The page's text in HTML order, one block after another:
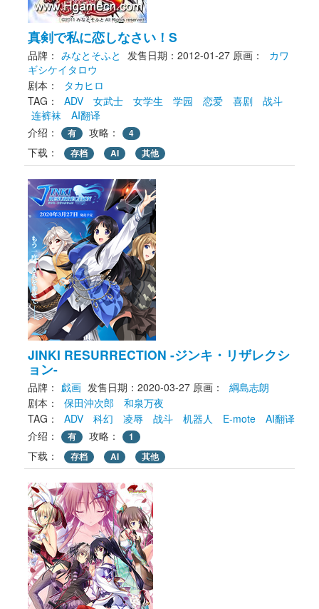
真剣で私に恋しなさい！S
品牌： みなとそふと 发售日期：2012-01-27 原画：
カワ
ギシケイタロウ
剧本：
タカヒロ
TAG：
ADV 女武士 女学生 学园 恋爱 喜剧
战斗
连裤袜
AI翻译
介绍：
有 攻略： 4
下载： 存档 AI 其他
JINKI RESURRECTION -ジンキ・リザレクシ
ョン-
品牌： 戯画 发售日期：2020-03-27 原画：
綱島志朗
剧本：
保田沖次郎
和泉万夜
TAG：
ADV 科幻 凌辱 战斗 机器人 E-mote
AI翻译
介绍：
有 攻略： 1
下载： 存档 AI 其他